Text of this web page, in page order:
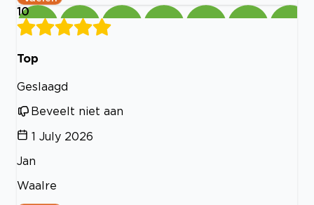
10
Top
Geslaagd
Beveelt niet aan
1 July 2026
Jan
Waalre